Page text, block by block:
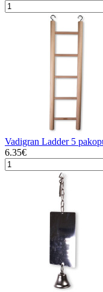
Vadigran Ladder 5
6.35€